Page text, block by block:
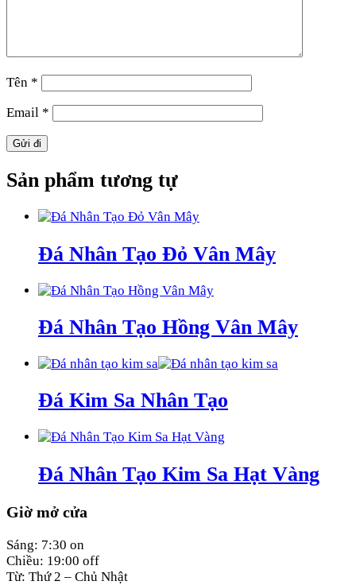
Tên *
Email *
Sản phẩm tương tự
Đá Nhân Tạo Đỏ Vân Mây
Đá Nhân Tạo Hồng Vân Mây
Đá Kim Sa Nhân Tạo
Đá Nhân Tạo Kim Sa Hạt Vàng
Giờ mở cửa
Sáng: 7:30 on
Chiều: 19:00 off
Từ: Thứ 2 – Chủ Nhật